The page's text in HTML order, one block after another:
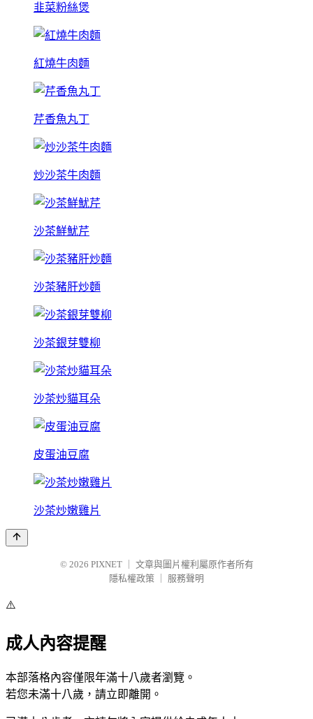
韭菜粉絲煲
紅燒牛肉麵
芹香魚丸丁
炒沙茶牛肉麵
沙茶鮮魷芹
沙茶豬肝炒麵
沙茶銀芽雙柳
沙茶炒貓耳朵
皮蛋油豆腐
沙茶炒嫩雞片
© 2026 PIXNET
文章與圖片權利屬原作者所有
隱私權政策
服務聲明
⚠️
成人內容提醒
本部落格內容僅限年滿十八歲者瀏覽。
若您未滿十八歲，請立即離開。